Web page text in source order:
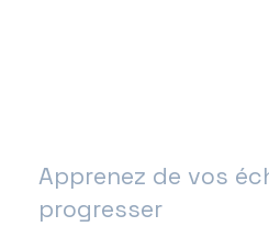
Apprenez de vos
progresser